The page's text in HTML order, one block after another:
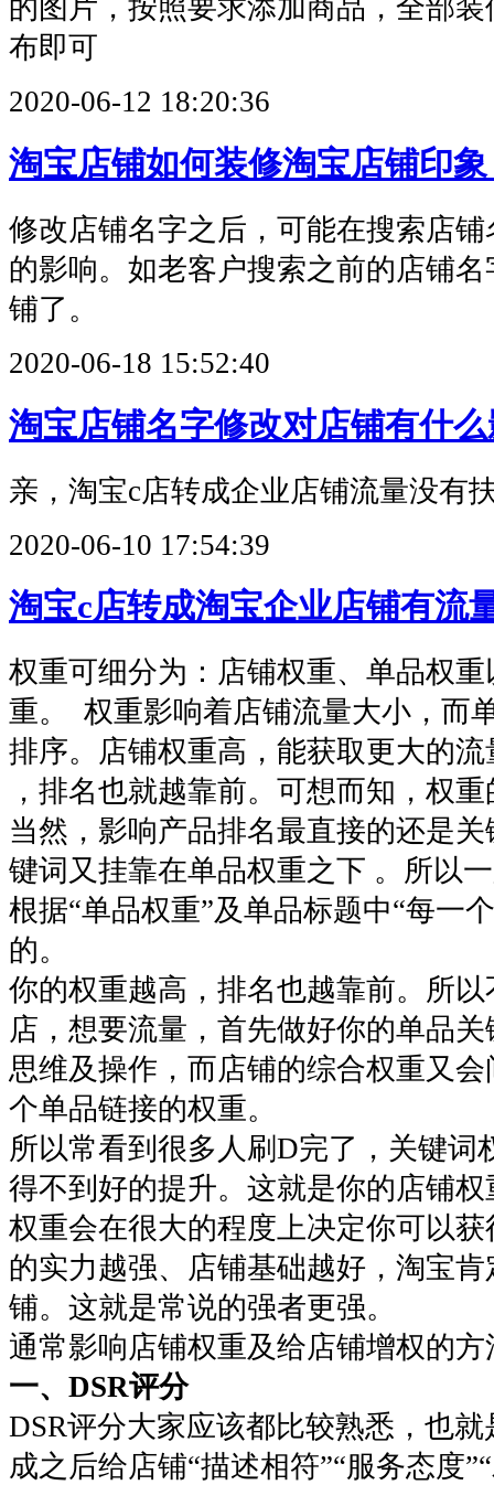
的图片，按照要求添加商品，全部
布即可
2020-06-12 18:20:36
淘宝店铺如何装修淘宝店铺印
修改店铺名字之后，可能在搜索店
的影响。如老客户搜索之前的店铺
铺了。
2020-06-18 15:52:40
淘宝店铺名字修改对店铺有什
亲，淘宝c店转成企业店铺流量没有
2020-06-10 17:54:39
淘宝c店转成淘宝企业店铺有流
权重可细分为：店铺权重、单品权
重。 权重影响着店铺流量大小，而
排序。店铺权重高，能获取更大的
，排名也就越靠前。可想而知，权
当然，影响产品排名最直接的还是
键词又挂靠在单品权重之下 。所以
根据“单品权重”及单品标题中“每一
的。
你的权重越高，排名也越靠前。所
店，想要流量，首先做好你的单品
思维及操作，而店铺的综合权重又
个单品链接的权重。
所以常看到很多人刷D完了，关键词
得不到好的提升。这就是你的店铺
权重会在很大的程度上决定你可以
的实力越强、店铺基础越好，淘宝
铺。这就是常说的强者更强。
通常影响店铺权重及给店铺增权的
一、DSR评分
DSR评分大家应该都比较熟悉，也
成之后给店铺“描述相符”“服务态度